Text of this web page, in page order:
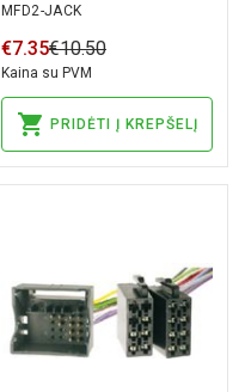
Seat Skoda VW MFD2
RNS RNS2
MFD2-JACK
€7.35€10.50
Kaina su PVM
PRIDĖTI Į KREPŠELĮ